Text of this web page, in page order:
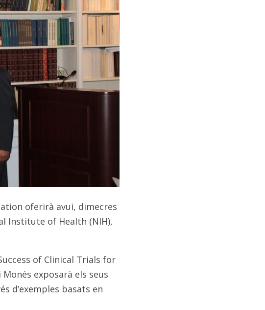
oferirà avui, dimecres
Institute of Health (NIH),
of Clinical Trials for
exposarà els seus
d’exemples basats en